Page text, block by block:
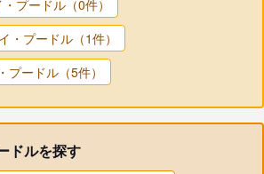
プードル（0件）
・プードル（1件）
ードル（5件）
ドルを探す